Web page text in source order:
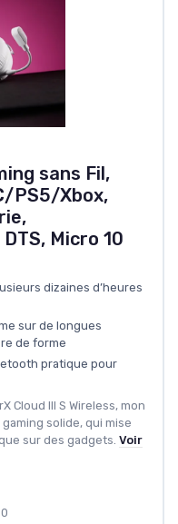
sans Fil,
PS5/Xbox,
Micro 10
dizaines d’heures
sur de longues
de forme
pratique pour
Cloud III S Wireless, mon
solide, qui mise
sur des gadgets. Voir